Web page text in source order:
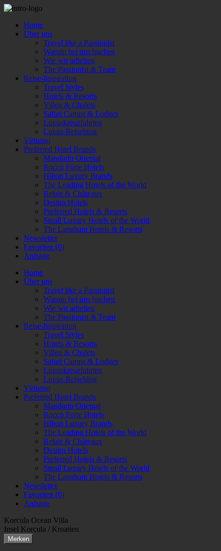
Home
Über uns
Travel like a Passionist
Warum bei uns buchen
Wie wir arbeiten
The Passionist & Team
Reise-Inspiration
Travel Styles
Hotels & Resorts
Villen & Chalets
Safari Camps & Lodges
Luxuskreuzfahrten
Luxus-Reiseblog
Virtuoso
Preferred Hotel Brands
Mandarin Oriental
Rocco Forte Hotels
Hilton Luxury Brands
The Leading Hotels of the World
Relais & Châteaux
Design Hotels
Preferred Hotels & Resorts
Small Luxury Hotels of the World
The Langham Hotels & Resorts
Newsletter
Favoriten (0)
Anfrage
Home
Über uns
Travel like a Passionist
Warum bei uns buchen
Wie wir arbeiten
The Passionist & Team
Reise-Inspiration
Travel Styles
Hotels & Resorts
Villen & Chalets
Safari Camps & Lodges
Luxuskreuzfahrten
Luxus-Reiseblog
Virtuoso
Preferred Hotel Brands
Mandarin Oriental
Rocco Forte Hotels
Hilton Luxury Brands
The Leading Hotels of the World
Relais & Châteaux
Design Hotels
Preferred Hotels & Resorts
Small Luxury Hotels of the World
The Langham Hotels & Resorts
Newsletter
Favoriten (0)
Anfrage
Korcula Ocean Villa
Insel Korcula / Kroatien
Merken